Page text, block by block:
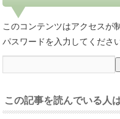
このコンテンツはアクセスが
パスワードを入力してください
この記事を読んでいる人